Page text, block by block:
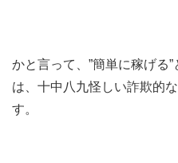
かと言って、”簡単に稼げる
は、十中八九怪しい詐欺的
す。